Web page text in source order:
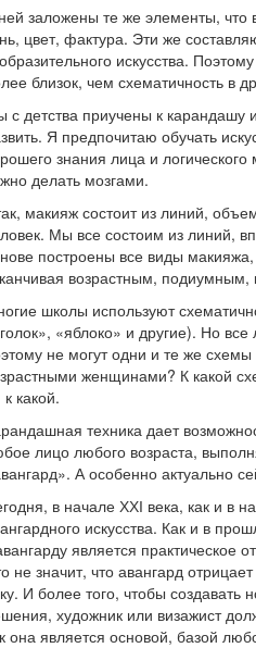
заложены те же элементы, что
цвет, фактура. Эти же
искусства.
близок, чем схематичность в
с детства приучены к карандашу
Я предпочитаю обучать
знания лица и
делать мозгами.
макияж состоит из линий,
Мы все состоим из линий,
построены все виды
возрастным, подиумным,
школы используют
«яблоко» и другие). Но
не могут одни и те же
женщинами? К какой
какой.
техника дает
лицо любого возраста,
А особенно актуально
в начале ХХІ века, как и в
искусства. Как и в
является практическое
не значит, что авангард
И более того, чтобы
художник или визажист
она является основой, базой